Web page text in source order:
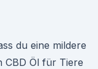
du eine mildere
CBD Öl für Tiere